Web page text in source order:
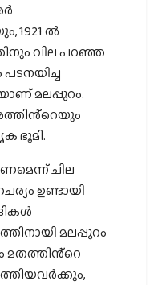
1921 ൽ
വില പറഞ്ഞ
മലപ്പുറം.
ഭൂമി.
ചില
ഉണ്ടായി
മലപ്പുറം
മതത്തിൻ്റെ